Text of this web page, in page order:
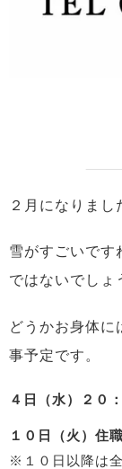
２月になりまし
雪がすごいです
ではないでしょ
どうかお身体に
事予定です。
４日（水）２０
１０日（火）住
※１０日以降は